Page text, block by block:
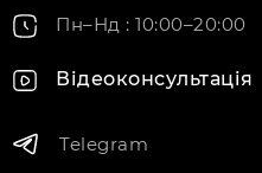
Пн–Нд : 10:00–20:00
Відеоконсультація
Telegram